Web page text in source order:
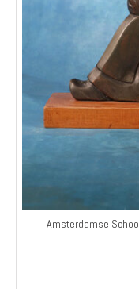
Amsterdamse